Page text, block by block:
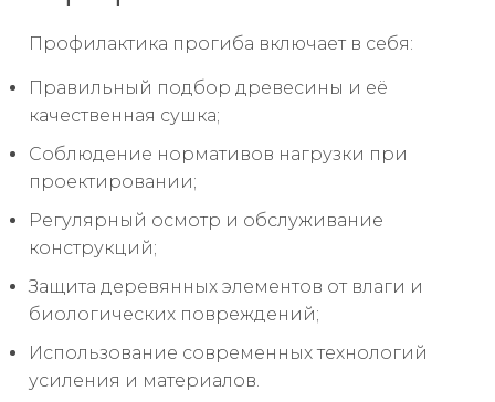
Профилактика прогиба включает в себя:
Правильный подбор древесины и её
качественная сушка;
Соблюдение нормативов нагрузки при
проектировании;
Регулярный осмотр и обслуживание
конструкций;
Защита деревянных элементов от влаги и
биологических повреждений;
Использование современных технологий
усиления и материалов.